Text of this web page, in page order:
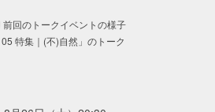
特集｜(不)自然」のトーク